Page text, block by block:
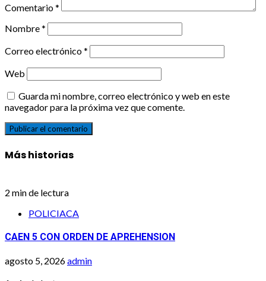
Comentario*
Nombre*
Correo electrónico*
Web
Guarda mi nombre, correo electrónico y web en este
navegador para la próxima vez que comente.
Más historias
2 min de lectura
POLICIACA
CAEN 5 CON ORDEN DE APREHENSION
agosto 5, 2026admin